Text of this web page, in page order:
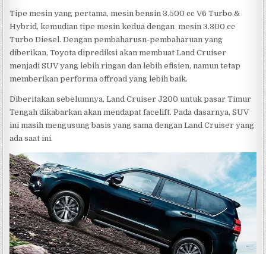
Tipe mesin yang pertama, mesin bensin 3.500 cc V6 Turbo &
Hybrid, kemudian tipe mesin kedua dengan mesin 3.300 cc
Turbo Diesel. Dengan pembaharusn-pembaharuan yang
diberikan, Toyota diprediksi akan membuat Land Cruiser
menjadi SUV yang lebih ringan dan lebih efisien, namun tetap
memberikan performa offroad yang lebih baik.
Diberitakan sebelumnya, Land Cruiser J200 untuk pasar Timur
Tengah dikabarkan akan mendapat facelift. Pada dasarnya, SUV
ini masih mengusung basis yang sama dengan Land Cruiser yang
ada saat ini.